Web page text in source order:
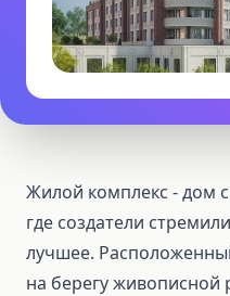
Жилой комплекс - дом
где создатели
лучшее.
на берегу живописной